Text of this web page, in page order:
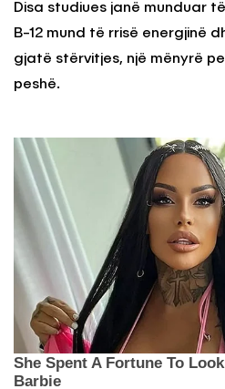
Disa studiues janë munduar
B-12 mund të rrisë energjinë
gjatë stërvitjes, një mënyrë
peshë.